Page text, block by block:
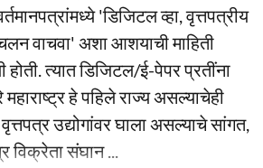
'डिजिटल व्हा, वृत्तपत्रीय
वाचवा' अशा आशयाची माहिती
त्यात डिजिटल/ई-पेपर प्रतींना
हे पहिले राज्य असल्याचेही
उद्योगांवर घाला असल्याचे सांगत,
विक्रेता संघान ...